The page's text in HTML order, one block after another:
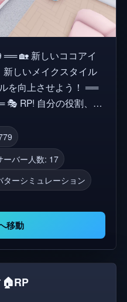
🏡 新しいココアイ
しいメイクスタイル
向上させよう！ ══
🎭 RP! 自分の役割、服
ましょう！ 🏡 街
ト遊びや飛行もできま
検し、見つけよう！
楽しんでいただけた
り⭐」をお願いしま
ーバー人数: 17
ーシミュレーション
移動
🏠RP